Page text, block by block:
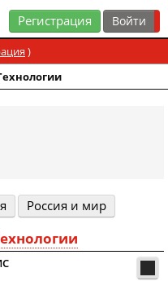
Регистрация
)
Россия и мир